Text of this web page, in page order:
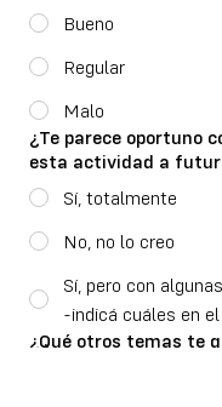
Bueno
Regular
Malo
¿Te parece oportuno
esta actividad a
Sí, totalmente
No, no lo creo
Sí, pero con
-indicá cuáles en
¿Qué otros temas te